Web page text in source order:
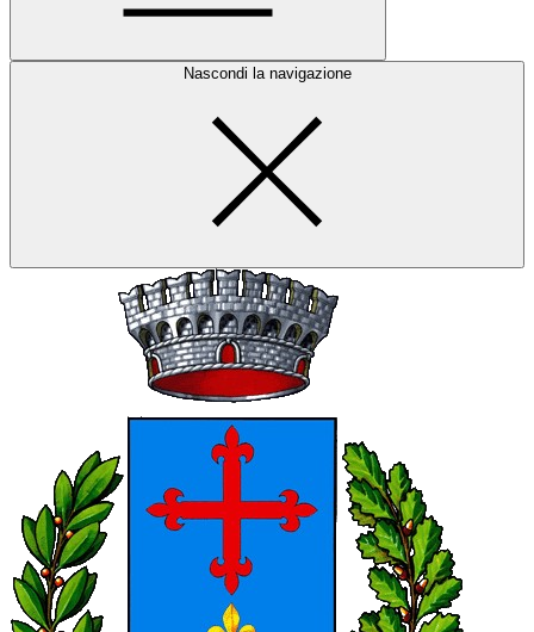
Nascondi la navigazione